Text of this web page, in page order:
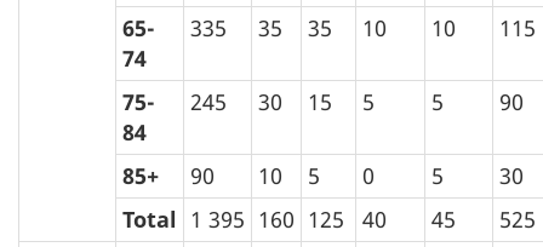
65-
74
335 35 35 10 10 115
75-
84
245 30 15 5 5 90
85+ 90 10 5 0 5
30
Total 1 395 160 125 40 45
525